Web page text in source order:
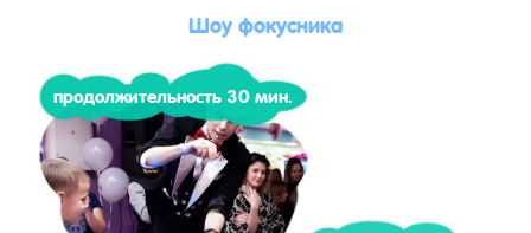
Шоу фокусника
продолжительность 30 мин.